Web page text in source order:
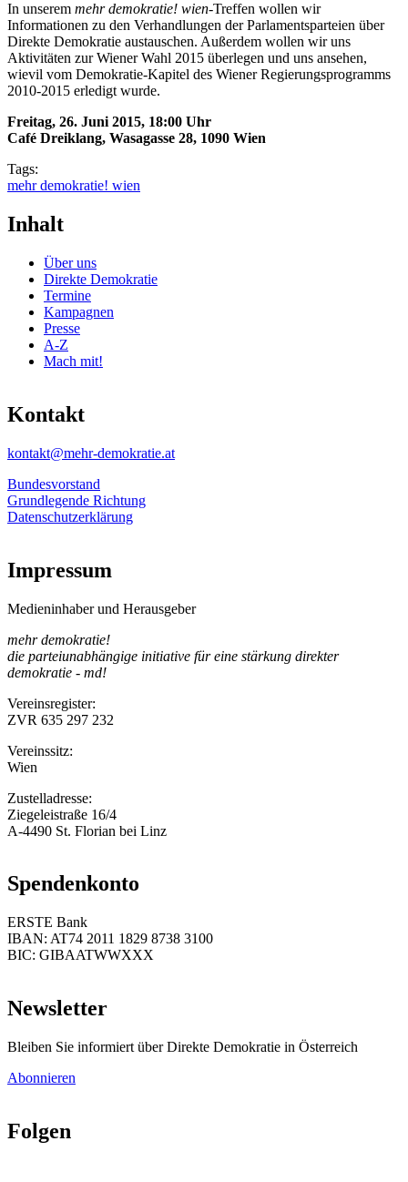
In unserem mehr demokratie! wien-Treffen wollen wir
Informationen zu den Verhandlungen der Parlamentsparteien über
Direkte Demokratie austauschen. Außerdem wollen wir uns
Aktivitäten zur Wiener Wahl 2015 überlegen und uns ansehen,
wievil vom Demokratie-Kapitel des Wiener Regierungsprogramms
2010-2015 erledigt wurde.
Freitag, 26. Juni 2015, 18:00 Uhr
Café Dreiklang, Wasagasse 28, 1090 Wien
Tags:
mehr demokratie! wien
Inhalt
Über uns
Direkte Demokratie
Termine
Kampagnen
Presse
A-Z
Mach mit!
Kontakt
kontakt@mehr-demokratie.at
Bundesvorstand
Grundlegende Richtung
Datenschutzerklärung
Impressum
Medieninhaber und Herausgeber
mehr demokratie!
die parteiunabhängige initiative für eine stärkung direkter
demokratie - md!
Vereinsregister:
ZVR 635 297 232
Vereinssitz:
Wien
Zustelladresse:
Ziegeleistraße 16/4
A-4490 St. Florian bei Linz
Spendenkonto
ERSTE Bank
IBAN: AT74 2011 1829 8738 3100
BIC: GIBAATWWXXX
Newsletter
Bleiben Sie informiert über Direkte Demokratie in Österreich
Abonnieren
Folgen